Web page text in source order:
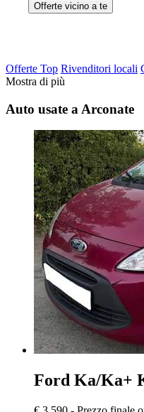
Offerte vicino a te
Offerte Top Rivenditori locali
Mostra di più
Auto usate a Arconate
Ford Ka/Ka+